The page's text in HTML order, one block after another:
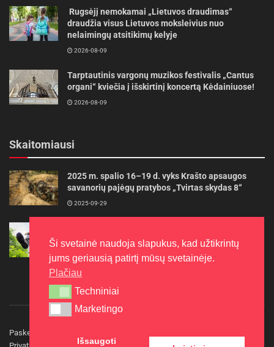
Rugsėjį nemokamai „Lietuvos draudimas“
draudžia visus Lietuvos moksleivius nuo
nelaimingų atsitikimų kelyje
2026-08-09
Tarptautinis vargonų muzikos festivalis „Cantus
organi“ kviečia į išskirtinį koncertą Kėdainiuose!
2026-08-09
Skaitomiausi
2025 m. spalio 16–19 d. vyks Krašto apsaugos
savanorių pajėgų pratybos „Tvirtas skydas 8“
2025-09-29
ilgiau
2022-06-27
Paskelbkite naujieną
Ši svetainė naudoja slapukus, kad užtikrintų
jums geriausią patirtį mūsų svetainėje.
Plačiau
Techniniai
Techniniai
Marketingo
Marketingo
Išsaugoti